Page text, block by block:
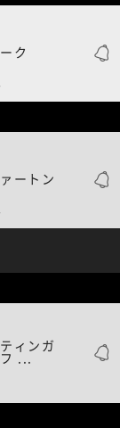
ク
ートン
ィンガ
...